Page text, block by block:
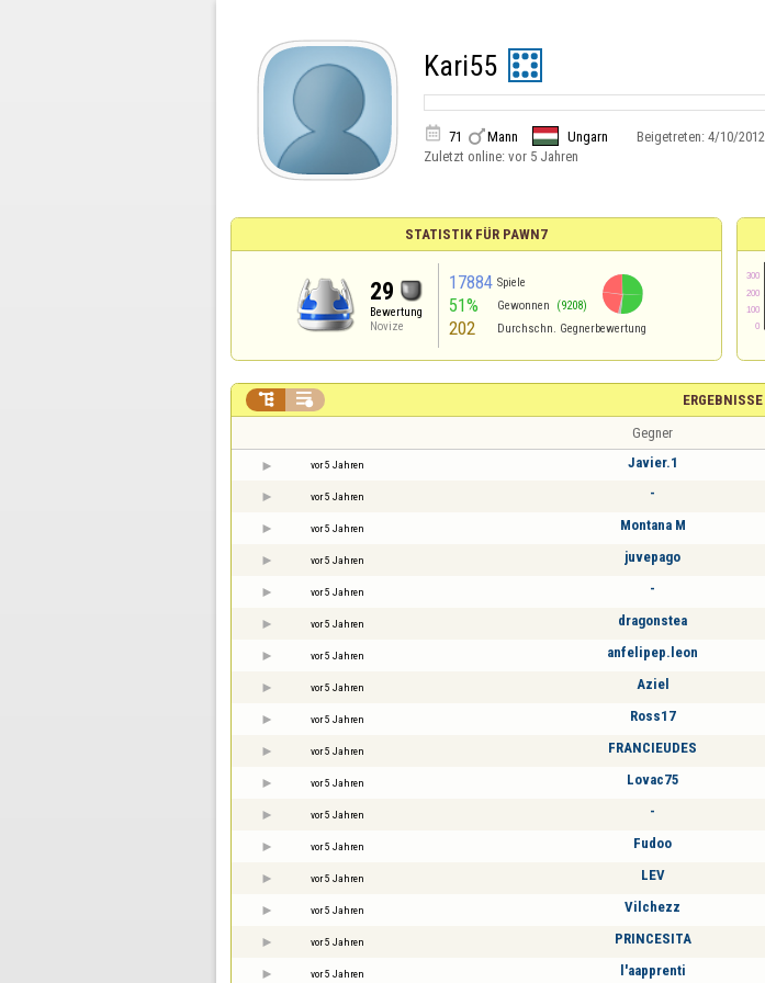
Kari55
 71 Mann Ungarn Beigetreten: 4/10/2012
Zuletzt online: vor 5 Jahren
STATISTIK FÜR PAWN7
29
Bewertung
Novize
17884 Spiele
51% Gewonnen (9208)
202 Durchschn. Gegnerbewertung
ERGEBNISSE
 
Gegner
vor 5 Jahren Javier.1
vor 5 Jahren -
vor 5 Jahren Montana M
vor 5 Jahren juvepago
vor 5 Jahren -
vor 5 Jahren dragonstea
vor 5 Jahren anfelipep.leon
vor 5 Jahren Aziel
vor 5 Jahren Ross17
vor 5 Jahren FRANCIEUDES
vor 5 Jahren Lovac75
vor 5 Jahren -
vor 5 Jahren Fudoo
vor 5 Jahren LEV
vor 5 Jahren Vilchezz
vor 5 Jahren PRINCESITA
vor 5 Jahren l'aapprenti